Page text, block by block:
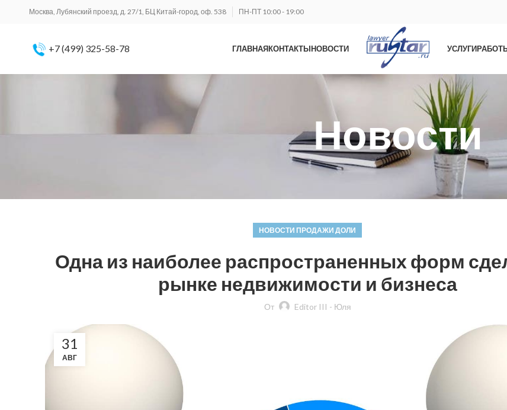
Москва, Лубянский проезд, д. 27/1, БЦ Китай-город, оф. 538 ПН-ПТ 10:00 - 19:00
+7 (499) 325-58-78 ГЛАВНАЯКОНТАКТЫНОВОСТИ УСЛУГИ
Новости
НОВОСТИ ПРОДАЖИ ДОЛИ
Одна из наиболее распространенных форм
рынке недвижимости и бизнеса
От Editor III - Юля
31
АВГ